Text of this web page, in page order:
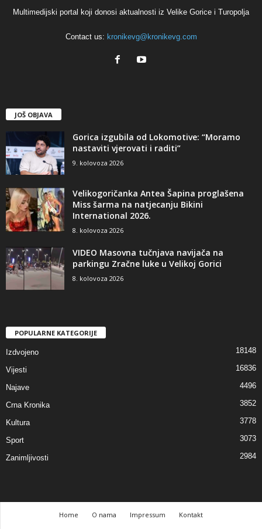
Multimedijski portal koji donosi aktualnosti iz Velike Gorice i Turopolja
Contact us: kronikevg@kronikevg.com
JOŠ OBJAVA
Gorica izgubila od Lokomotive: “Moramo
nastaviti vjerovati i raditi”
9. kolovoza 2026
Velikogoričanka Antea Šapina proglašena
Miss šarma na natjecanju Bikini
International 2026.
8. kolovoza 2026
VIDEO Masovna tučnjava navijača na
parkingu Zračne luke u Velikoj Gorici
8. kolovoza 2026
POPULARNE KATEGORIJE
Izdvojeno 18148
Vijesti 16836
Najave 4496
Crna Kronika 3852
Kultura 3778
Sport 3073
Zanimljivosti 2984
Home O nama Impressum
Kontakt